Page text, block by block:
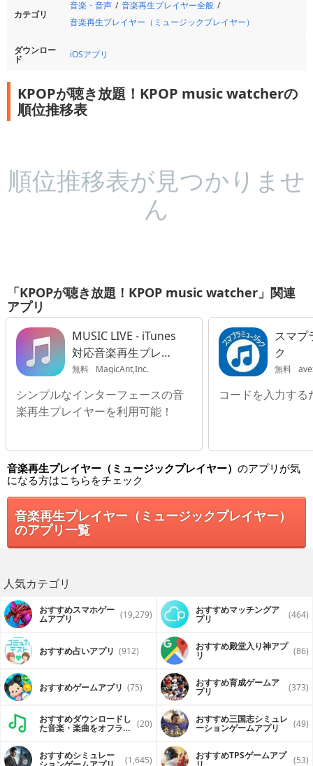
カテゴリ
音楽・音声
音楽再生プレイヤー全般
音楽再生プレイヤー（ミュージックプレイヤー）
ダウンロー
ド iOSアプリ
KPOPが聴き放題！KPOP music watcherの
順位推移表
順位推移表が見つかりませ
ん
「KPOPが聴き放題！KPOP music watcher」関連
アプリ
MUSIC LIVE - iTunes
対応音楽再生プレイ
ヤー
無料 MagicAnt,Inc.
シンプルなインターフェースの音
楽再生プレイヤーを利用可能！
スマプ
ク
無料
コードを入力す
音楽再生プレイヤー（ミュージックプレイヤー） のアプリが気
になる方はこちらをチェック
音楽再生プレイヤー（ミュージックプレイヤー）
のアプリ一覧
人気カテゴリ
おすすめスマホゲー
ムアプリ (19,279) おすすめマッチングア
プリ (464)
おすすめ占いアプリ (912) おすすめ殿堂入り神アプ
リ (86)
おすすめゲームアプリ (75) おすすめ育成ゲームア
プリ (373)
おすすめダウンロードし
た音楽・楽曲をオフライ (20) おすすめ三国志シミュレ
ーションゲームアプリ (49)
おすすめシミュレー (1,645) おすすめTPSゲームアプ (53)